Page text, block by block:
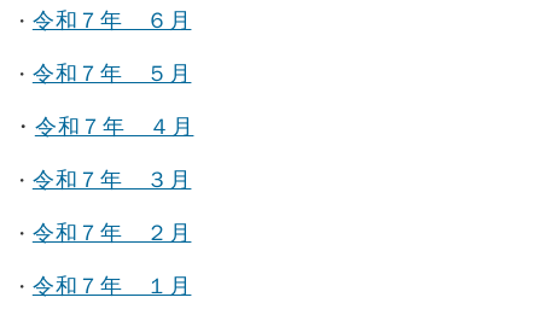
・ 令和７年 ６月
・ 令和７年 ５月
・ 令和７年 ４月
・ 令和７年 ３月
・ 令和７年 ２月
・ 令和７年 １月